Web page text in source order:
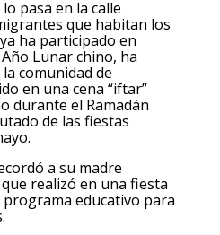
pasa en la calle
que habitan los
ha participado en
Lunar chino, ha
comunidad de
en una cena “iftar”
durante el Ramadán
de las fiestas
a su madre
realizó en una fiesta
educativo para